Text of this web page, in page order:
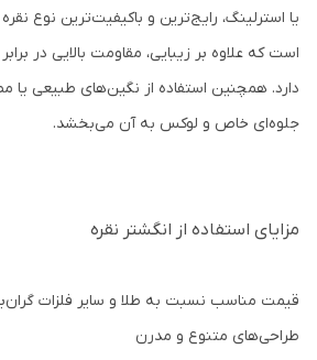
یا استرلینگ، رایج‌ترین و باکیفیت‌ترین نوع
است که علاوه بر زیبایی، مقاومت بالایی در
دارد. همچنین استفاده از نگین‌های طبیعی یا
جلوه‌ای خاص و لوکس به آن می‌بخشد.
مزایای استفاده از انگشتر نقره
قیمت مناسب نسبت به طلا و سایر فلزات
طراحی‌های متنوع و مدرن